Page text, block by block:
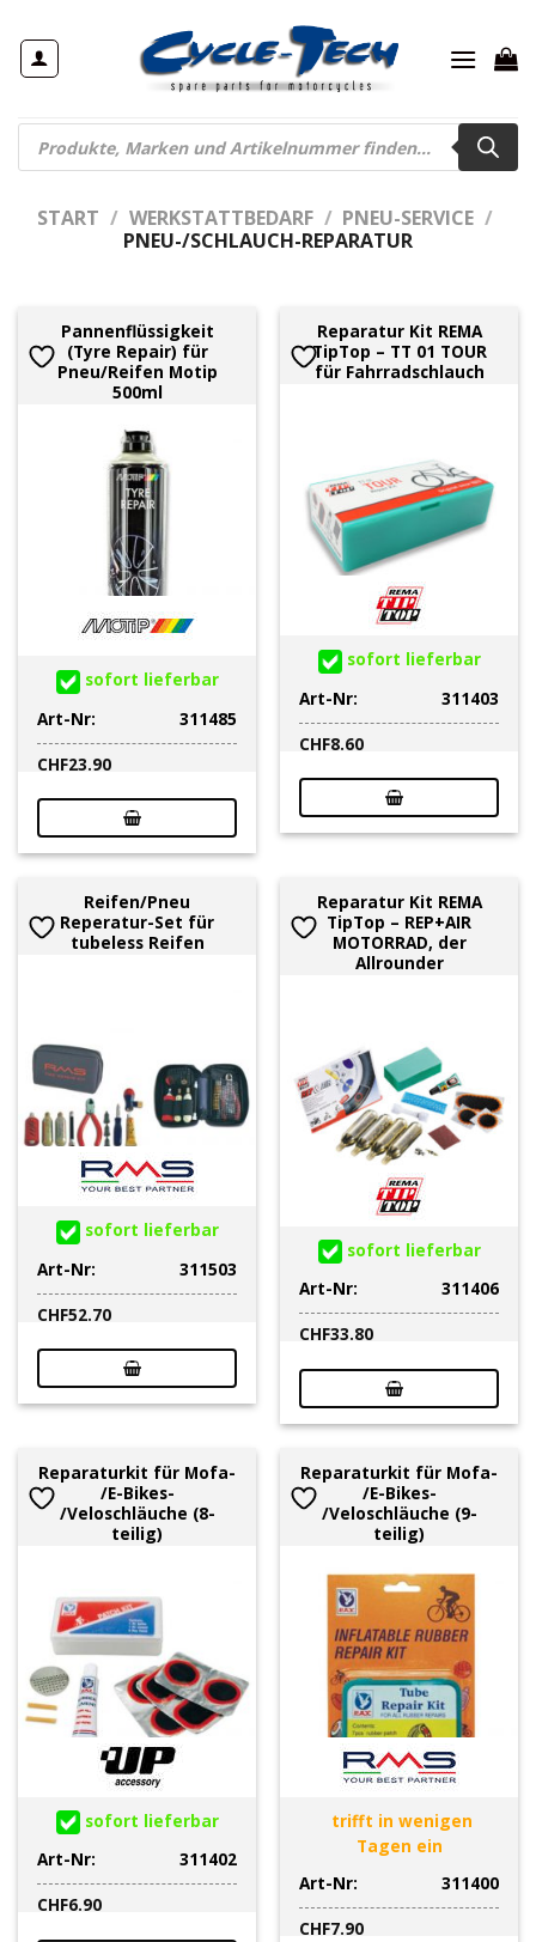
Inhalt
springen
Products
search
START / WERKSTATTBEDARF / PNEU-SERVICE /
PNEU-/SCHLAUCH-REPARATUR
Pannenflüssigkeit
(Tyre Repair) für
Pneu/Reifen Motip
500ml
sofort lieferbar
Art-Nr:
311485
CHF23.90
Reparatur Kit REMA
TipTop – TT 01 TOUR
für Fahrradschlauch
sofort lieferbar
Art-Nr:
311403
CHF8.60
Reifen/Pneu
Reperatur-Set für
tubeless Reifen
sofort lieferbar
Art-Nr:
311503
CHF52.70
Reparatur Kit REMA
TipTop – REP+AIR
MOTORRAD, der
Allrounder
sofort lieferbar
Art-Nr:
311406
CHF33.80
Reparaturkit für Mofa-
/E-Bikes-
/Veloschläuche (8-
teilig)
sofort lieferbar
Art-Nr:
311402
CHF6.90
Reparaturkit für Mofa-
/E-Bikes-
/Veloschläuche (9-
teilig)
trifft in wenigen
Tagen ein
Art-Nr:
311400
CHF7.90